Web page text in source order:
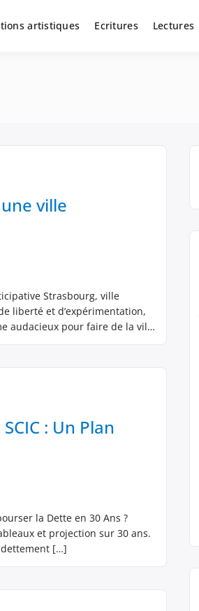
artistiques Ecritures Lectures
ville
Strasbourg, ville
liberté et d’expérimentation,
audacieux pour faire de la ville
: Un Plan
la Dette en 30 Ans ?
et projection sur 30 ans.
[…]